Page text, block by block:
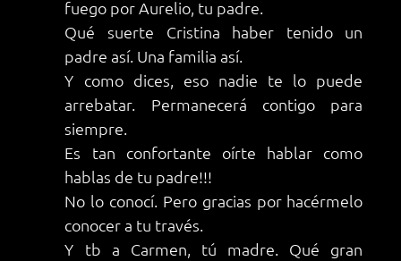
fuego por Aurelio, tu padre.
Qué suerte Cristina haber tenido un
padre así. Una familia así.
Y como dices, eso nadie te lo puede
arrebatar. Permanecerá contigo para
siempre.
Es tan confortante oírte hablar como
hablas de tu padre!!!
No lo conocí. Pero gracias por hacérmelo
conocer a tu través.
Y tb a Carmen, tú madre. Qué gran